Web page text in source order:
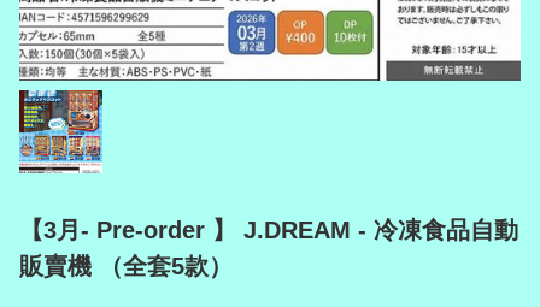
【3月- Pre-order 】 J.DREAM - 冷凍食品自動
販賣機 （全套5款）